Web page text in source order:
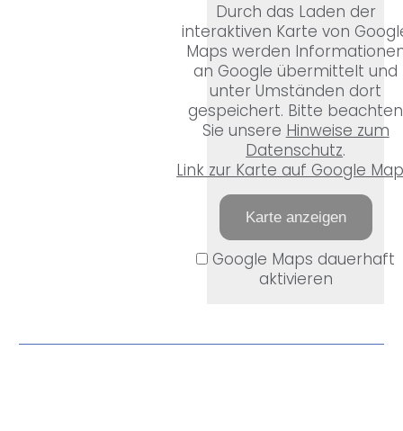
Durch das Laden der
interaktiven Karte von
Maps werden
an Google übermittelt und
unter Umständen dort
gespeichert. Bitte beachten
Sie unsere Hinweise zum
Datenschutz.
Link zur Karte auf Google
Karte anzeigen
Google Maps dauerhaft
aktivieren